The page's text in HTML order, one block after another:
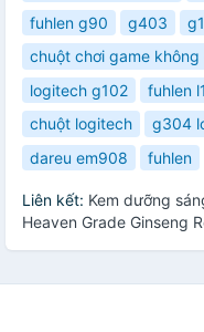
fuhlen g90
g403
chuột chơi game không
logitech g102
fuhlen
chuột logitech
g304
dareu em908
fuhlen
Liên kết: Kem dưỡng
Heaven Grade Ginseng